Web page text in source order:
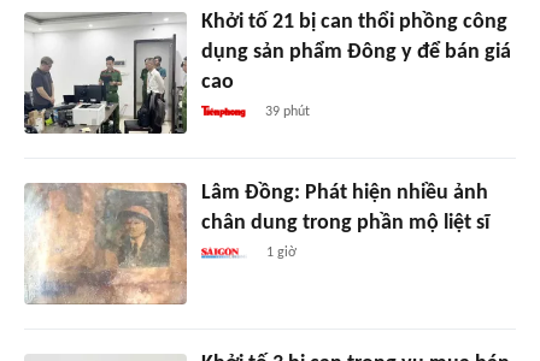
Khởi tố 21 bị can thổi phồng công
dụng sản phẩm Đông y để bán giá
cao
39 phút
Lâm Đồng: Phát hiện nhiều ảnh
chân dung trong phần mộ liệt sĩ
1 giờ